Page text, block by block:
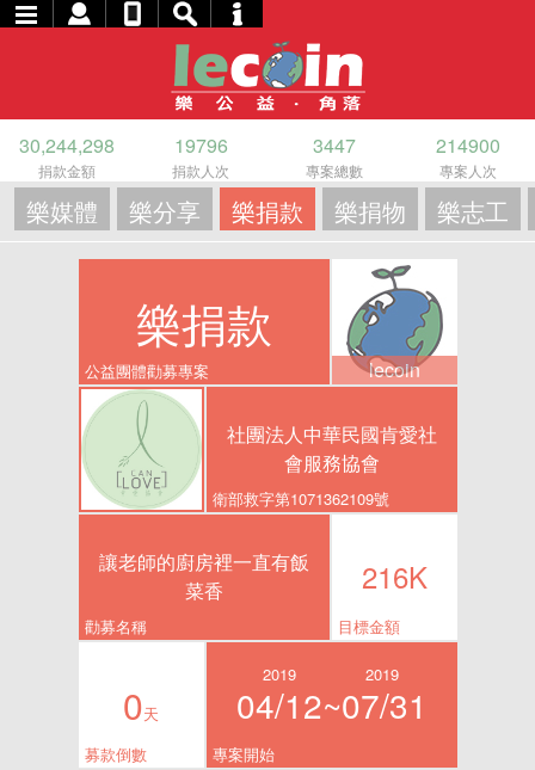
30,244,298
捐款金額
19796
捐款人次
3447
專案總數
214900
專案人次
樂媒體 樂分享 樂捐款 樂捐物 樂志工
樂捐款
公益團體勸募專案 lecoin
社團法人中華民國肯愛社
會服務協會
衛部救字第1071362109號
讓老師的廚房裡一直有飯
菜香
勸募名稱
216K
目標金額
0天
募款倒數
2019
04/12~
2019
07/31
專案開始